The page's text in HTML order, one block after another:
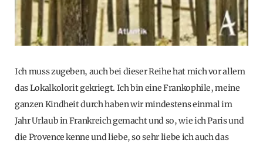
Ich muss zugeben, auch bei dieser Reihe hat mich vor allem
das Lokalkolorit gekriegt. Ich bin eine Frankophile, meine
ganzen Kindheit durch haben wir mindestens einmal im
Jahr Urlaub in Frankreich gemacht und so, wie ich Paris und
die Provence kenne und liebe, so sehr liebe ich auch das